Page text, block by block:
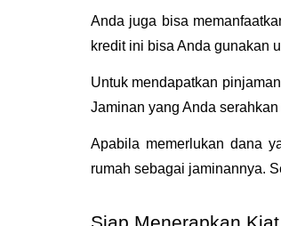
Anda juga bisa
kredit ini bisa Anda gunakan
Untuk mendapatkan
Jaminan yang Anda
Apabila memerlukan dana
rumah sebagai jaminannya.